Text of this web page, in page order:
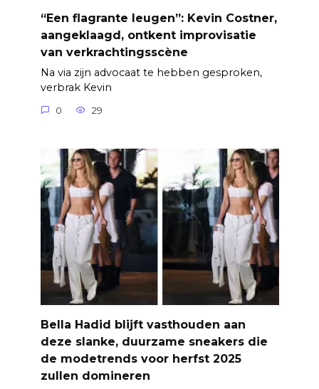
“Een flagrante leugen”: Kevin Costner,
aangeklaagd, ontkent improvisatie
van verkrachtingsscène
Na via zijn advocaat te hebben gesproken,
verbrak Kevin
0 29
Bella Hadid blijft vasthouden aan
deze slanke, duurzame sneakers die
de modetrends voor herfst 2025
zullen domineren